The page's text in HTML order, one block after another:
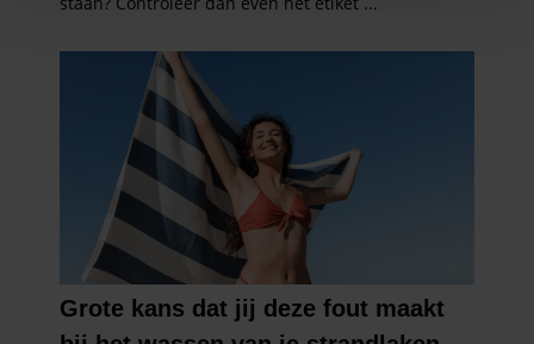
en om ons websiteverkeer te analyseren. Ook delen we
informatie over uw gebruik van onze site met onze
partners voor social media, adverteren en analyse. Deze
partners kunnen deze gegevens combineren met andere
informatie die u aan ze heeft verstrekt of die ze hebben
verzameld op basis van uw gebruik van hun services. U
gaat akkoord met onze cookies als u onze website blijft
gebruiken.